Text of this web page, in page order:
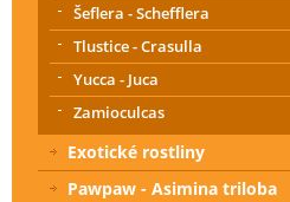
Šeflera - Schefflera
Tlustice - Crasulla
Yucca - Juca
Zamioculcas
Exotické rostliny
Pawpaw - Asimina triloba